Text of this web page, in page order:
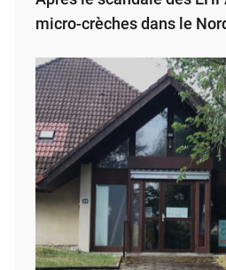
micro-crèches dans le